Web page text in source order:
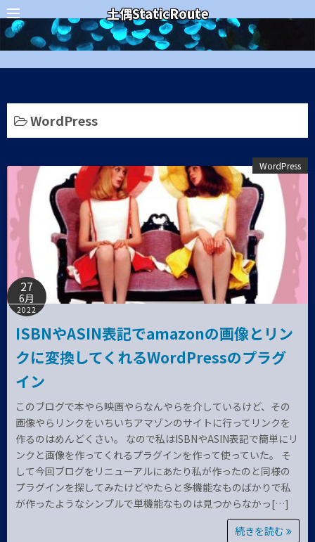
コ
ン
ン
へ
キ
土偶StaticRoute
カテゴリー
WordPress
WordPress
27
6月
2022
ISBNやASIN表記でamazonの画像とリン
クに変換してくれるWordPressのプラグ
イン
このブログで本やら映画やらなんやらを介しているけど、その
画像やらリンクをいちいちアマゾンのサイトに行ってリンクを
作るのはめんどくさい。 なので私はISBNやASIN表記で簡単にリ
ンクと画像を作ってくれるプラグインを作って使っていた。 そ
して今回ブログをリニューアルにあたり私が作ったのと同様の
プラグインを探してみたけどやたらと多機能なものばかりで私
が作ったようなシンプルで単機能なものは見つからなかっ[…]
続きを読む